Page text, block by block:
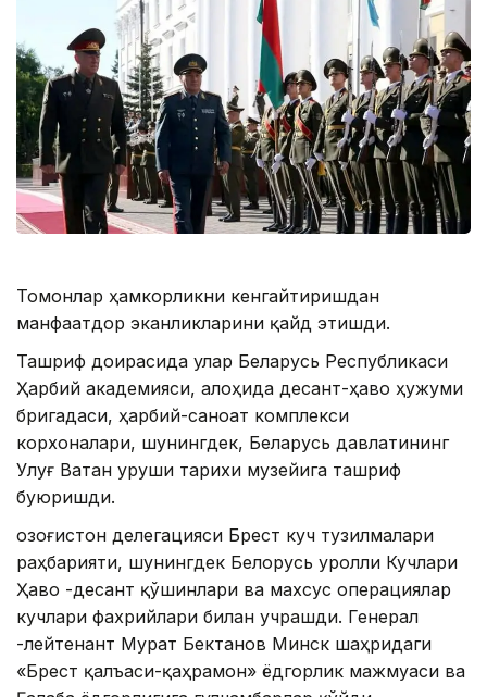
Томонлар ҳамкорликни кенгайтиришдан
манфаатдор эканликларини қайд этишди.
Ташриф доирасида улар Беларусь Республикаси
Ҳарбий академияси, алоҳида десант-ҳаво ҳужуми
бригадаси, ҳарбий-саноат комплекси
корхоналари, шунингдек, Беларусь давлатининг
Улуғ Ватан уруши тарихи музейига ташриф
буюришди.
Қозоғистон делегацияси Брест куч тузилмалари
раҳбарияти, шунингдек Белорусь Қуролли Кучлари
Ҳаво -десант қўшинлари ва махсус операциялар
кучлари фахрийлари билан учрашди. Генерал
-лейтенант Мурат Бектанов Минск шаҳридаги
«Брест қалъаси-қаҳрамон» ёдгорлик мажмуаси ва